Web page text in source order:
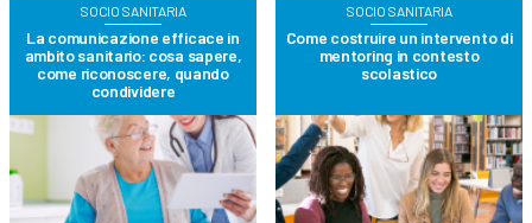
SOCIO SANITARIA
La comunicazione efficace in
ambito sanitario: cosa sapere,
come riconoscere, quando
condividere
SOCIO SANITARIA
Come costruire un intervento di
mentoring in contesto
scolastico